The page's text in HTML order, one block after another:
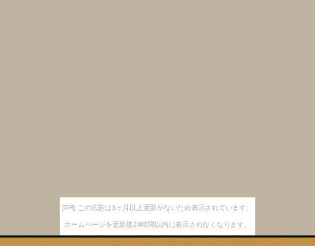
[PR] この広告は3ヶ月以上更新がないため表示されています。
ホームページを更新後24時間以内に表示されなくなります。